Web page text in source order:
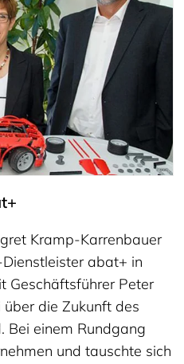
Kramp-Karrenbauer
abat+ in
Geschäftsführer Peter
die Zukunft des
Bei einem Rundgang
und tauschte sich